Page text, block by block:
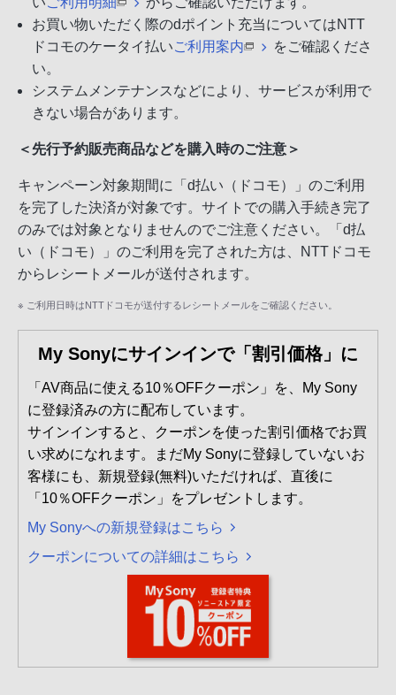
お買い物いただく際のdポイント充当についてはNTT
ドコモのケータイ払いご利用案内
をご確認くださ
い。
システムメンテナンスなどにより、サービスが利用で
きない場合があります。
＜先行予約販売商品などを購入時のご注意＞
キャンペーン対象期間に「d払い（ドコモ）」のご利用
を完了した決済が対象です。サイトでの購入手続き完了
のみでは対象となりませんのでご注意ください。「d払
い（ドコモ）」のご利用を完了された方は、NTTドコモ
からレシートメールが送付されます。
※ ご利用日時はNTTドコモが送付するレシートメールをご確認ください。
My Sonyにサインインで「割引価格」に
「AV商品に使える10％OFFクーポン」を、My Sony
に登録済みの方に配布しています。
サインインすると、クーポンを使った割引価格でお買
い求めになれます。まだMy Sonyに登録していないお
客様にも、新規登録(無料)いただければ、直後に
「10％OFFクーポン」をプレゼントします。
My Sonyへの新規登録はこちら
クーポンについての詳細はこちら